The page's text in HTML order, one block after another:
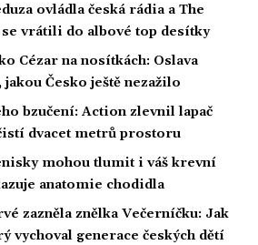
ovládla česká rádia a The
vrátili do albové top desítky
Cézar na nosítkách: Oslava
Česko ještě nezažilo
bzučení: Action zlevnil lapač
dvacet metrů prostoru
mohou tlumit i váš krevní
anatomie chodidla
zazněla znělka Večerníčku: Jak
vychoval generace českých dětí